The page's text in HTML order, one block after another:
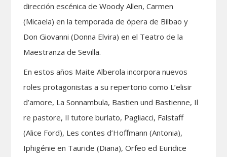
dirección escénica de Woody Allen, Carmen
(Micaela) en la temporada de ópera de Bilbao y
Don Giovanni (Donna Elvira) en el Teatro de la
Maestranza de Sevilla.
En estos años Maite Alberola incorpora nuevos
roles protagonistas a su repertorio como L’elisir
d’amore, La Sonnambula, Bastien und Bastienne, Il
re pastore, Il tutore burlato, Pagliacci, Falstaff
(Alice Ford), Les contes d’Hoffmann (Antonia),
Iphigénie en Tauride (Diana), Orfeo ed Euridice